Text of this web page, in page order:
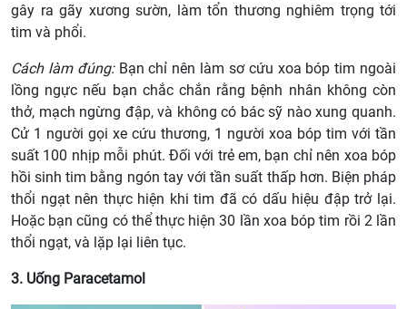
gây ra gãy xương sườn, làm tổn thương nghiêm trọng tới
tim và phổi.
Cách làm đúng:Bạn chỉ nên làm sơ cứu xoa bóp tim ngoài
lồng ngực nếu bạn chắc chắn rằng bệnh nhân không còn
thở, mạch ngừng đập, và không có bác sỹ nào xung quanh.
Cử 1 người gọi xe cứu thương, 1 người xoa bóp tim với tần
suất 100 nhịp mỗi phút. Đối với trẻ em, bạn chỉ nên xoa bóp
hồi sinh tim bằng ngón tay với tần suất thấp hơn. Biện pháp
thổi ngạt nên thực hiện khi tim đã có dấu hiệu đập trở lại.
Hoặc bạn cũng có thể thực hiện 30 lần xoa bóp tim rồi 2 lần
thổi ngạt, và lặp lại liên tục.
3. Uống Paracetamol